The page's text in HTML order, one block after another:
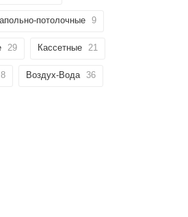
потолочные 9
29 Кассетные 21
8 Воздух-Вода 36